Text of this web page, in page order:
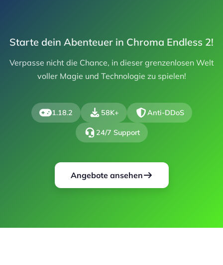
Starte dein Abenteuer in Chroma Endless 2!
Verpasse nicht die Chance, in dieser grenzenlosen Welt
voller Magie und Technologie zu spielen!
1.18.2 58K+ Anti-DDoS
24/7 Support
Angebote ansehen